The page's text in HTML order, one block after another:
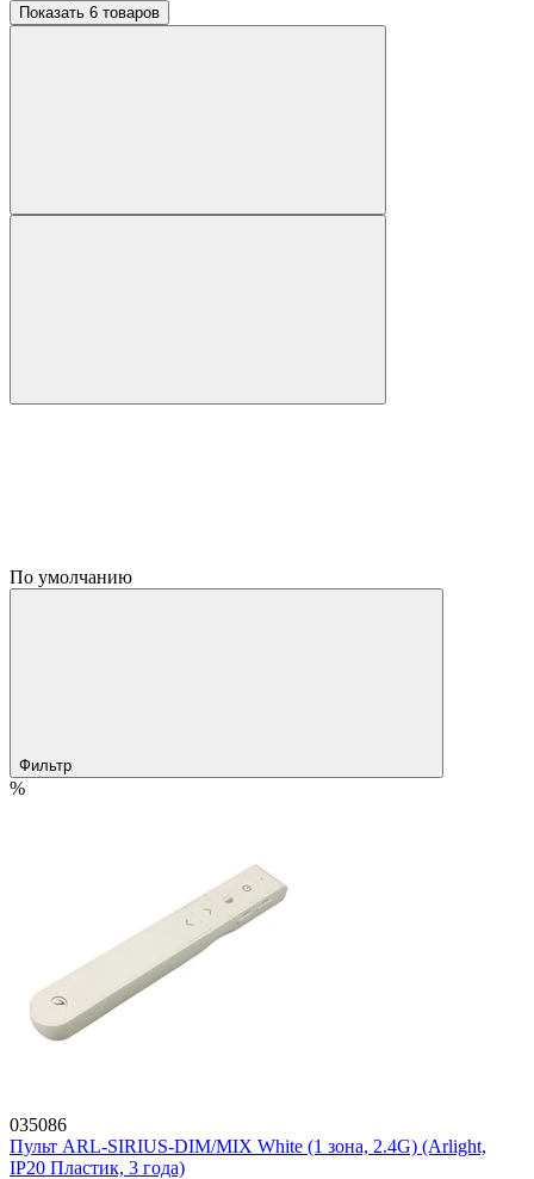
Показать 6 товаров
По умолчанию
Фильтр
%
035086
Пульт ARL-SIRIUS-DIM/MIX White (1 зона, 2.4G) (Arlight,
IP20 Пластик, 3 года)